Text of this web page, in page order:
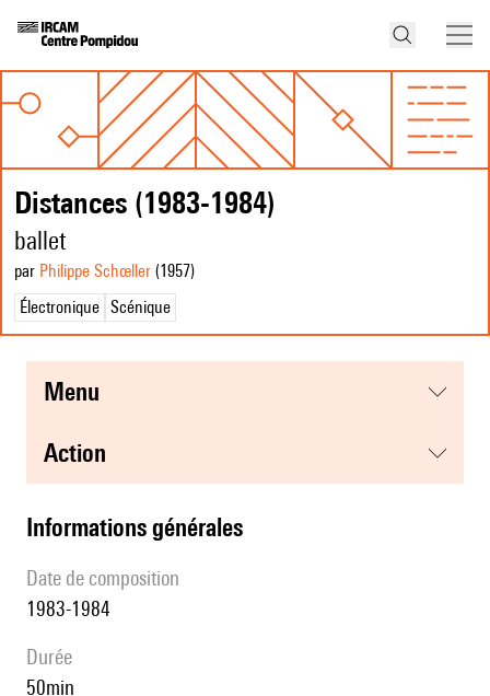
Distances (1983-1984)
ballet
par Philippe Schœller (1957)
Électronique Scénique
menu
action
informations générales
date de composition
1983-1984
durée
50min